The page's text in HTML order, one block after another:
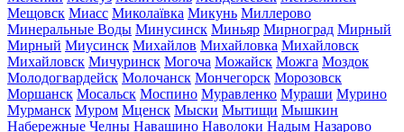
Мещовск Миасс Миколаївка Микунь Миллерово
Минеральные Воды Минусинск Миньяр Мирноград Мирный
Мирный Миусинск Михайлов Михайловка Михайловск
Михайловск Мичуринск Могоча Можайск Можга Моздок
Молодогвардейск Молочанск Мончегорск Морозовск
Моршанск Мосальск Моспино Муравленко Мураши Мурино
Мурманск Муром Мценск Мыски Мытищи Мышкин
Набережные Челны Навашино Наволоки Надым Назарово